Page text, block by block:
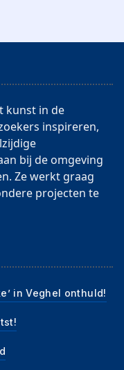
kunst in de
inspireren,
bij de omgeving
Ze werkt graag
projecten te
in Veghel onthuld!